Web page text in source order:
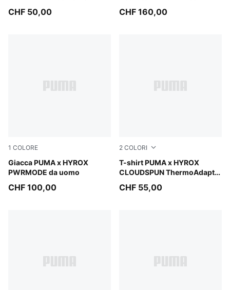
CHF 50,00 CHF 160,00
1 COLORE
Giacca PUMA x HYROX
PWRMODE da uomo
Puma Black
CHF 100,00
2 COLORI
T-shirt PUMA x HYROX
CLOUDSPUN ThermoAdapt
Puma Black
CHF 55,00